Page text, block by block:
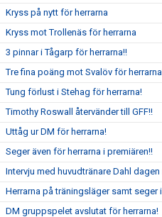
Kryss på nytt för herrarna
Kryss mot Trollenäs för herrarna
3 pinnar i Tågarp för herrarna!!
Tre fina poäng mot Svalöv för
Tung förlust i Stehag för herrarna!
Timothy Roswall återvänder till GFF!!
Uttåg ur DM för herrarna!
Seger även för herrarna i premiären!!
Intervju med huvudtränare Dahl
Herrarna på träningsläger samt seger
DM gruppspelet avslutat för herrarna!